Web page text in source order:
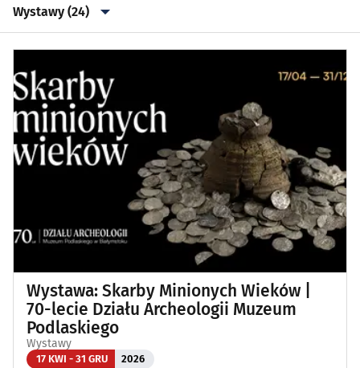
Wystawy (24)
Wszystkie
Klubowe, taneczne, granie do piwa
Koncerty(87)
Koncerty muzyki poważnej(1)
Wernisaże, wydarzenia artystyczne(3)
Wystawy(24)
Wydarzenia sportowe i rekreacyjne
Wystawa: Skarby Minionych Wieków |
70-lecie Działu Archeologii Muzeum
Podlaskiego
Wystawy
17 KWI - 31 GRU 2026